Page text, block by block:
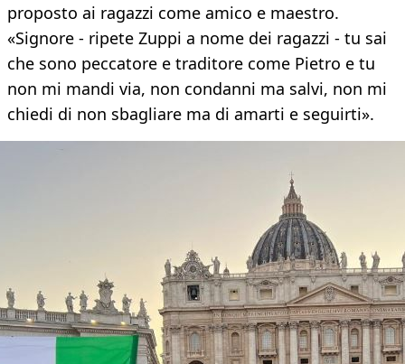
proposto ai ragazzi come amico e maestro.
«Signore - ripete Zuppi a nome dei ragazzi - tu sai
che sono peccatore e traditore come Pietro e tu
non mi mandi via, non condanni ma salvi, non mi
chiedi di non sbagliare ma di amarti e seguirti».